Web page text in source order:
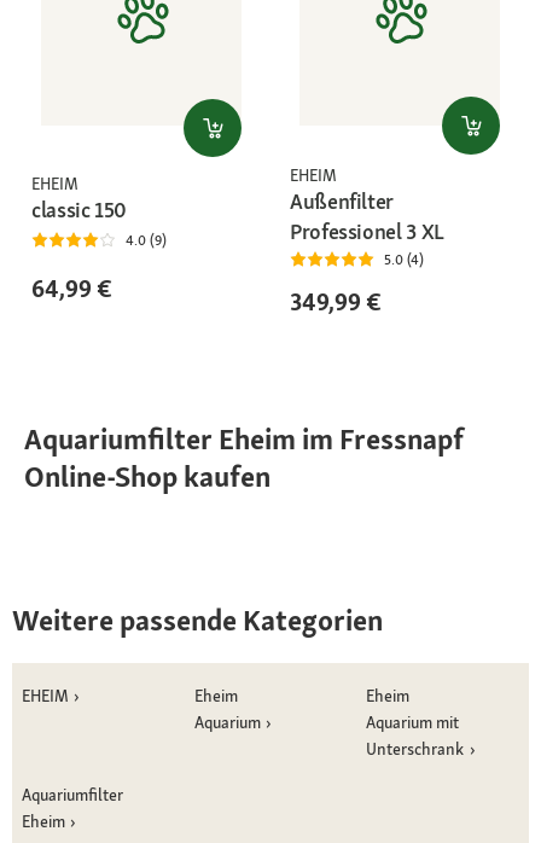
EHEIM
classic 150
4.0 (9)
64,99 €
EHEIM
Außenfilter
Professionel 3 XL
5.0 (4)
349,99 €
Aquariumfilter Eheim im Fressnapf
Online-Shop kaufen
Weitere passende Kategorien
EHEIM
Eheim
Aquarium
Eheim
Aquarium mit
Unterschrank
Aquariumfilter
Eheim